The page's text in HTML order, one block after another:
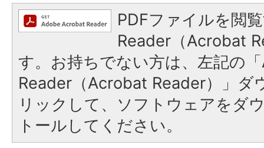
PDFファイルを閲
Reader（Acrobat
す。お持ちでない方は、左記の
Reader（Acrobat Reader）」ダ
リックして、ソフトウェアをダ
トールしてください。